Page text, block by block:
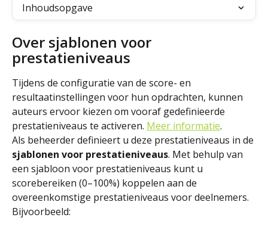
Inhoudsopgave
Over sjablonen voor
prestatieniveaus
Tijdens de configuratie van de score- en
resultaatinstellingen voor hun opdrachten, kunnen
auteurs ervoor kiezen om vooraf gedefinieerde
prestatieniveaus te activeren. Meer informatie.
Als beheerder definieert u deze prestatieniveaus in de
sjablonen voor prestatieniveaus. Met behulp van
een sjabloon voor prestatieniveaus kunt u
scorebereiken (0–100%) koppelen aan de
overeenkomstige prestatieniveaus voor deelnemers.
Bijvoorbeeld: